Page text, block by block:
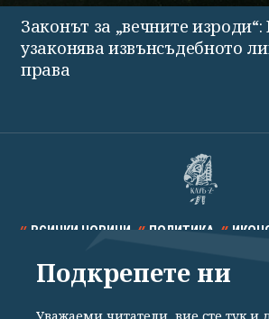
Законът за „вечните
узаконява извънсъдебното
права
ВСИЧКИ НОВИНИ ПОЛИТИКА
СПОРТ КУЛТУРА ТЕХНОЛОГИИ
Подкрепете ни